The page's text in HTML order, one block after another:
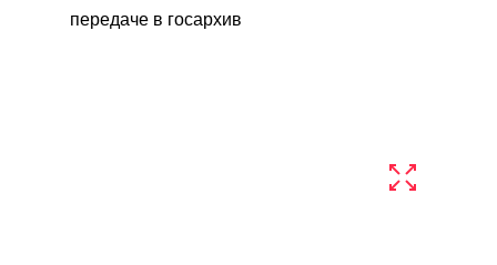
передаче в госархив